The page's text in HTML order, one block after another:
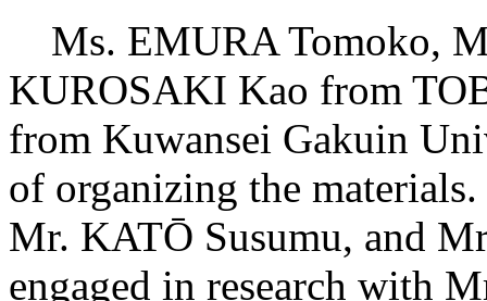
Ms. EMURA Tomoko,
KUROSAKI Kao from
from Kuwansei Gakuin
of organizing the
Mr. KATŌ Susumu, and
engaged in research with